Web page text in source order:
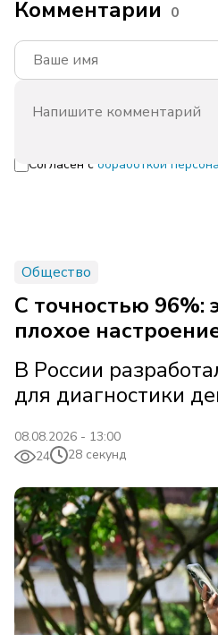
Комментарии 0
Согласен с обработкой
Общество
С точностью 96%:
плохое
В России
для диагностики
08.08.2026 - 13:00
24
28 секунд